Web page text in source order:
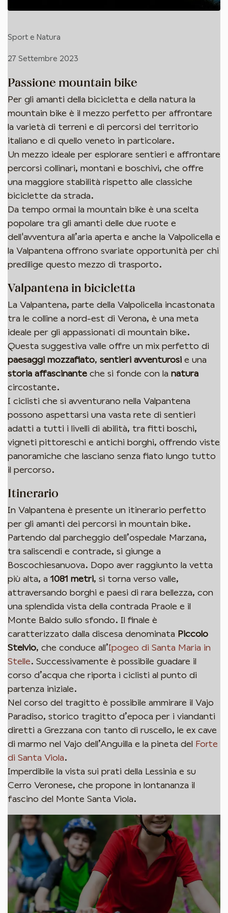
Passione mountain bike
Per gli amanti della bicicletta e della natura la
mountain bike è il mezzo perfetto per affrontare
la varietà di terreni e di percorsi del territorio
italiano e di quello veneto in particolare.
Un mezzo ideale per esplorare sentieri e affrontare
percorsi collinari, montani e boschivi, che offre
una maggiore stabilità rispetto alle classiche
biciclette da strada.
Da tempo ormai la mountain bike è una scelta
popolare tra gli amanti delle due ruote e
dell'avventura all’aria aperta e anche la Valpolicella e
la Valpantena offrono svariate opportunità per chi
predilige questo mezzo di trasporto.
Valpantena in bicicletta
La Valpantena, parte della Valpolicella incastonata
tra le colline a nord-est di Verona, è una meta
ideale per gli appassionati di mountain bike.
Questa suggestiva valle offre un mix perfetto di
paesaggi mozzafiato, sentieri avventurosi e una
storia affascinante che si fonde con la natura
circostante.
I ciclisti che si avventurano nella Valpantena
possono aspettarsi una vasta rete di sentieri
adatti a tutti i livelli di abilità, tra fitti boschi,
vigneti pittoreschi e antichi borghi, offrendo viste
panoramiche che lasciano senza fiato lungo tutto
il percorso.
Itinerario
In Valpantena è presente un itinerario perfetto
per gli amanti dei percorsi in mountain bike.
Partendo dal parcheggio dell’ospedale Marzana,
tra saliscendi e contrade, si giunge a
Boscochiesanuova. Dopo aver raggiunto la vetta
più alta, a 1081 metri, si torna verso valle,
attraversando borghi e paesi di rara bellezza, con
una splendida vista della contrada Praole e il
Monte Baldo sullo sfondo. Il finale è
caratterizzato dalla discesa denominata Piccolo
Stelvio, che conduce all’Ipogeo di Santa Maria in
Stelle. Successivamente è possibile guadare il
corso d’acqua che riporta i ciclisti al punto di
partenza iniziale.
Nel corso del tragitto è possibile ammirare il Vajo
Paradiso, storico tragitto d’epoca per i viandanti
diretti a Grezzana con tanto di ruscello, le ex cave
di marmo nel Vajo dell’Anguilla e la pineta del
Forte
di Santa Viola.
Imperdibile la vista sui prati della Lessinia e su
Cerro Veronese, che propone in lontananza il
fascino del Monte Santa Viola.
Sport e Natura
27 Settembre 2023
Iscriviti per rimanere aggiornato!
Ricevi le news sugli eventi e infomazioni della
Valpantena direttamente nella tua casella.
Iscriviti